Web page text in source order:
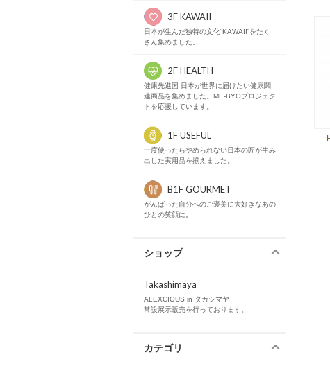
3F KAWAII
日本が生んだ独特の文化“KAWAII”をたく
さん集めました。
2F HEALTH
健康先進国 日本が世界に届けたい健康関
連商品を集めました。ME-BYOプロジェク
トを応援しています。
1F USEFUL
一度使ったらやめられない日本の匠が生み
出した実用品を揃えました。
B1F GOURMET
がんばった自分へのご褒美に大好きなあの
ひとの笑顔に。
ショップ
Takashimaya
ALEXCIOUS in タカシマヤ
常設展示販売を行っております。
カテゴリ